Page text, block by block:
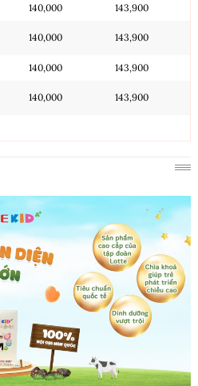
140,000 143,900
140,000 143,900
140,000 143,900
140,000 143,900